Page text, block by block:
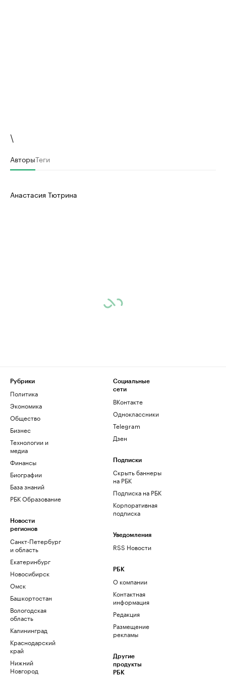
\
АвторыТеги
Анастасия Тютрина
Рубрики
Политика
Экономика
Общество
Бизнес
Технологии и
медиа
Финансы
Биографии
База знаний
РБК Образование
Новости
регионов
Санкт-Петербург
и область
Екатеринбург
Новосибирск
Омск
Башкортостан
Вологодская
область
Калининград
Краснодарский
край
Нижний
Новгород
Социальные
сети
ВКонтакте
Одноклассники
Telegram
Дзен
Подписки
Скрыть баннеры
на РБК
Подписка на РБК
Корпоративная
подписка
Уведомления
RSS Новости
РБК
О компании
Контактная
информация
Редакция
Размещение
рекламы
Другие
продукты
РБК